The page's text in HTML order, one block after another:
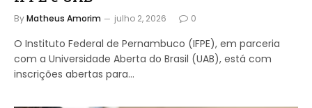
ByMatheus Amorim julho 2, 2026 0
O Instituto Federal de Pernambuco (IFPE), em parceria
com a Universidade Aberta do Brasil (UAB), está com
inscrições abertas para…